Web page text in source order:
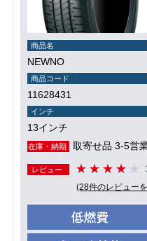
商品名
NEWNO
商品コード
11628431
インチ
13インチ
在庫・納期 取寄せ品 3-5営
レビュー
(28件のレビュー